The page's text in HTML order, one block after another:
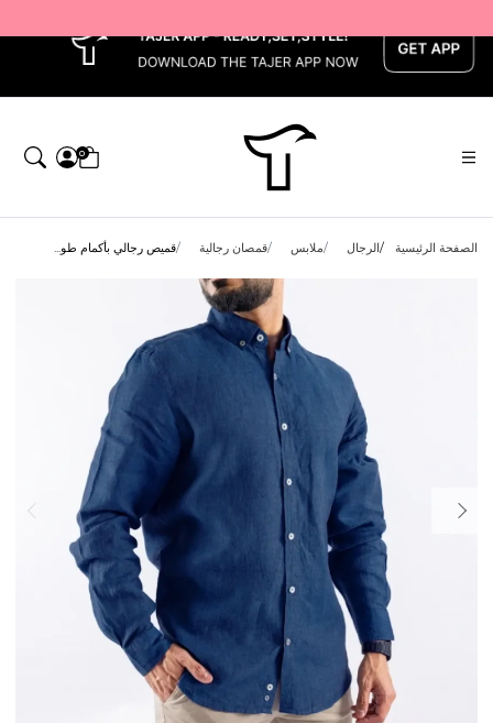
0
الصفحة الرئيسية الرجال ملابس قمصان رجالية قميص رجالي بأكمام طو...